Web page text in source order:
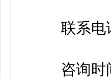
联系电
咨询时